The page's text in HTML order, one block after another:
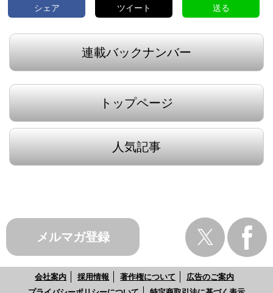
シェア ツイート 送る
連載バックナンバー
トップページ
人気記事
メルマガ登録
会社案内 採用情報 著作権について
広告のご案内